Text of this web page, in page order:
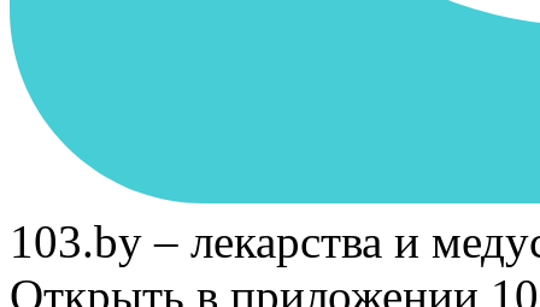
103.by – лекарства и
Открыть в приложении